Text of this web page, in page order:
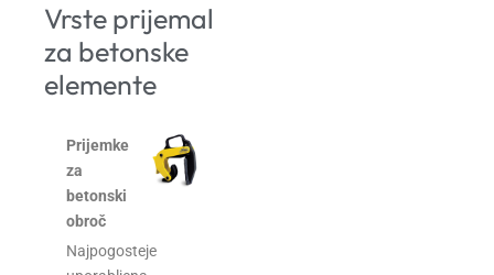
Vrste prijemal
za betonske
elemente
Prijemke
za
betonski
obroč
Najpogosteje